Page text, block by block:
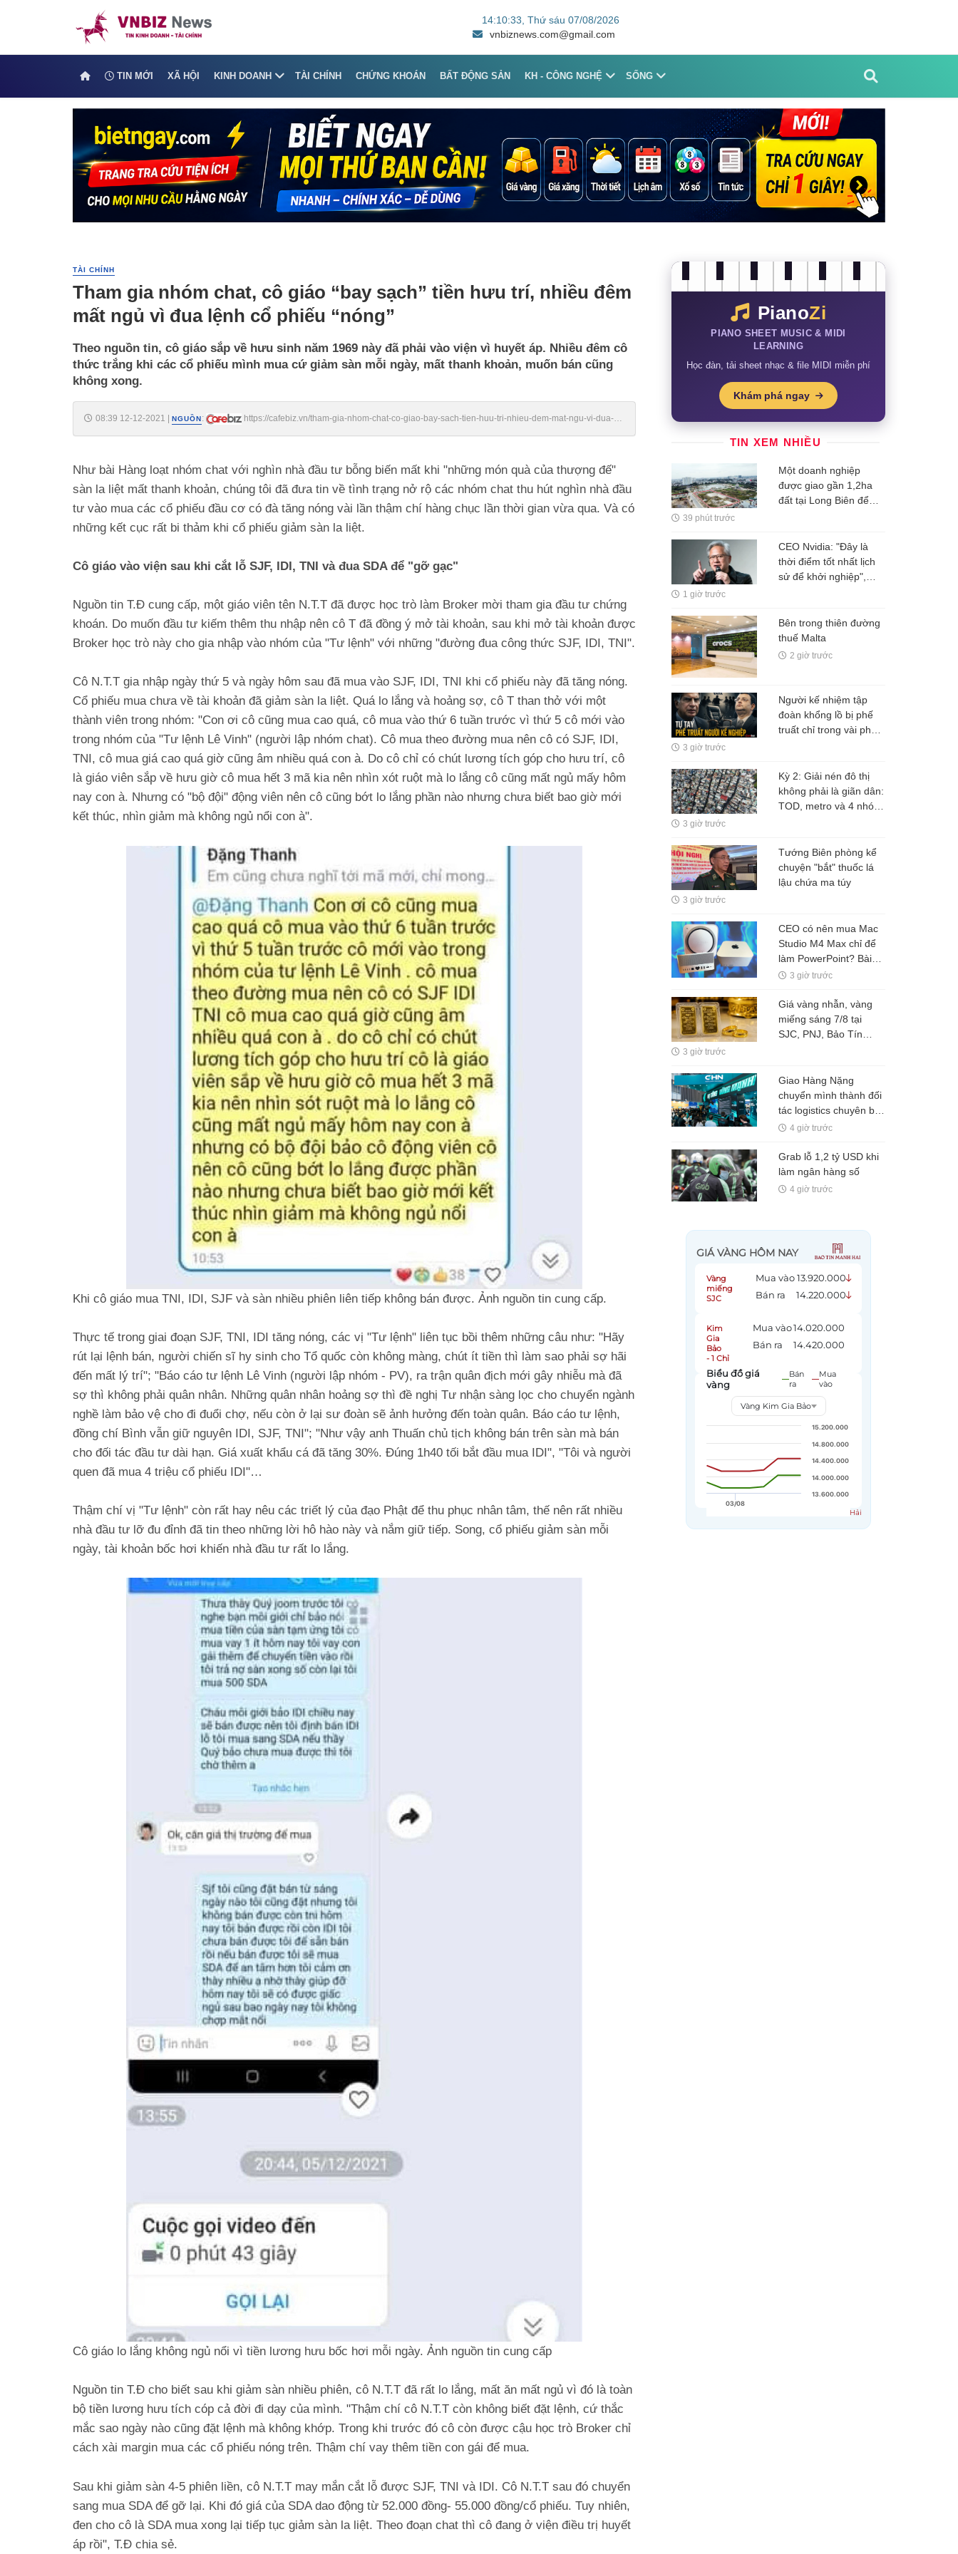
14:10:33 , Thứ sáu 07/08/2026
vnbiznews.com@gmail.com
TIN MỚI XÃ HỘI KINH DOANH TÀI CHÍNH CHỨNG KHOÁN BẤT ĐỘNG SẢN KH - CÔNG NGHỆ SỐNG
TÀI CHÍNH
Tham gia nhóm chat, cô giáo “bay sạch” tiền hưu trí, nhiều đêm
mất ngủ vì đua lệnh cổ phiếu “nóng”
Theo nguồn tin, cô giáo sắp về hưu sinh năm 1969 này đã phải vào viện vì huyết áp. Nhiều đêm cô
thức trắng khi các cổ phiếu mình mua cứ giảm sàn mỗi ngày, mất thanh khoản, muốn bán cũng
không xong.
08:39 12-12-2021 | NGUỒN:
https://cafebiz.vn/tham-gia-nhom-chat-co-giao-bay-sach-tien-huu-tri-nhieu-dem-mat-ngu-vi-dua-
Như bài Hàng loạt nhóm chat với nghìn nhà đầu tư bỗng biến mất khi "những món quà của thượng đế"
sàn la liệt mất thanh khoản, chúng tôi đã đưa tin về tình trạng nở rộ các nhóm chat thu hút nghìn nhà đầu
tư vào mua các cổ phiếu đầu cơ có đà tăng nóng vài lần thậm chí hàng chục lần thời gian vừa qua. Và có
những kết cục rất bi thảm khi cổ phiếu giảm sàn la liệt.
Cô giáo vào viện sau khi cắt lỗ SJF, IDI, TNI và đua SDA để "gỡ gạc"
Nguồn tin T.Đ cung cấp, một giáo viên tên N.T.T đã được học trò làm Broker mời tham gia đầu tư chứng
khoán. Do muốn đầu tư kiếm thêm thu nhập nên cô T đã đồng ý mở tài khoản, sau khi mở tài khoản được
Broker học trò này cho gia nhập vào nhóm của "Tư lệnh" với những "đường đua công thức SJF, IDI, TNI".
Cô N.T.T gia nhập ngày thứ 5 và ngày hôm sau đã mua vào SJF, IDI, TNI khi cổ phiếu này đã tăng nóng.
Cổ phiếu mua chưa về tài khoản đã giảm sàn la liệt. Quá lo lắng và hoảng sợ, cô T than thở với một
thành viên trong nhóm: "Con ơi cô cũng mua cao quá, cô mua vào thứ 6 tuần trước vì thứ 5 cô mới vào
trong nhóm của "Tư lệnh Lê Vinh" (người lập nhóm chat). Cô mua theo đường mua nên cô có SJF, IDI,
TNI, cô mua giá cao quá giờ cũng âm nhiều quá con à. Do cô chỉ có chút lương tích góp cho hưu trí, cô
là giáo viên sắp về hưu giờ cô mua hết 3 mã kia nên nhìn xót ruột mà lo lắng cô cũng mất ngủ mấy hôm
nay con à. Nhưng có "bộ đội" động viên nên cô cũng bớt lo lắng phần nào nhưng chưa biết bao giờ mới
kết thúc, nhìn giảm mà không ngủ nổi con à".
Khi cô giáo mua TNI, IDI, SJF và sàn nhiều phiên liên tiếp không bán được. Ảnh nguồn tin cung cấp.
Thực tế trong giai đoạn SJF, TNI, IDI tăng nóng, các vị "Tư lệnh" liên tục bồi thêm những câu như: "Hãy
rút lại lệnh bán, người chiến sĩ hy sinh cho Tổ quốc còn không màng, chút ít tiền thì làm sao phải sợ hãi
đến mất lý trí"; "Báo cáo tư lệnh Lê Vinh (người lập nhóm - PV), ra trận quân địch mới gây nhiễu mà đã
sợ thì không phải quân nhân. Những quân nhân hoảng sợ thì đề nghị Tư nhận sàng lọc cho chuyển ngành
nghề làm bảo vệ cho đi đuổi chợ, nếu còn ở lại sư đoàn sẽ ảnh hưởng đến toàn quân. Báo cáo tư lệnh,
đồng chí Bình vẫn giữ nguyên IDI, SJF, TNI"; "Như vậy anh Thuấn chủ tịch không bán trên sàn mà bán
cho đối tác đầu tư dài hạn. Giá xuất khẩu cá đã tăng 30%. Đúng 1h40 tối bắt đầu mua IDI", "Tôi và người
quen đã mua 4 triệu cổ phiếu IDI"…
Thậm chí vị "Tư lệnh" còn rất hay nêu các triết lý của đạo Phật để thu phục nhân tâm, thế nên rất nhiều
nhà đầu tư lỡ đu đỉnh đã tin theo những lời hô hào này và nắm giữ tiếp. Song, cổ phiếu giảm sàn mỗi
ngày, tài khoản bốc hơi khiến nhà đầu tư rất lo lắng.
Cô giáo lo lắng không ngủ nổi vì tiền lương hưu bốc hơi mỗi ngày. Ảnh nguồn tin cung cấp
Nguồn tin T.Đ cho biết sau khi giảm sàn nhiều phiên, cô N.T.T đã rất lo lắng, mất ăn mất ngủ vì đó là toàn
bộ tiền lương hưu tích cóp cả đời đi dạy của mình. "Thậm chí cô N.T.T còn không biết đặt lệnh, cứ thắc
mắc sao ngày nào cũng đặt lệnh mà không khớp. Trong khi trước đó cô còn được cậu học trò Broker chỉ
cách xài margin mua các cổ phiếu nóng trên. Thậm chí vay thêm tiền con gái để mua.
Sau khi giảm sàn 4-5 phiên liền, cô N.T.T may mắn cắt lỗ được SJF, TNI và IDI. Cô N.T.T sau đó chuyển
sang mua SDA để gỡ lại. Khi đó giá của SDA dao động từ 52.000 đồng- 55.000 đồng/cổ phiếu. Tuy nhiên,
đen cho cô là SDA mua xong lại tiếp tục giảm sàn la liệt. Theo đoạn chat thì cô đang ở viện điều trị huyết
áp rồi", T.Đ chia sẻ.
PianoZi
PIANO SHEET MUSIC & MIDI
LEARNING
Học đàn, tải sheet nhạc & file MIDI miễn phí
Khám phá ngay
TIN XEM NHIỀU
Một doanh nghiệp
được giao gần 1,2ha
đất tại Long Biên để
39 phút trước
CEO Nvidia: "Đây là
thời điểm tốt nhất lịch
sử để khởi nghiệp",
cũng hiểu nhưng ít khi
vượt qua được
1 giờ trước
Bên trong thiên đường
thuế Malta
2 giờ trước
Người kế nhiệm tập
đoàn khổng lồ bị phế
truất chỉ trong vài phút,
đã chọn mình
3 giờ trước
Kỳ 2: Giải nén đô thị
không phải là giãn dân:
TOD, metro và 4 nhóm
3 giờ trước
Tướng Biên phòng kể
chuyện "bắt" thuốc lá
lậu chứa ma túy
3 giờ trước
CEO có nên mua Mac
Studio M4 Max chỉ để
làm PowerPoint? Bài
toán không nằm ở cấu
từng phút làm việc
3 giờ trước
Giá vàng nhẫn, vàng
miếng sáng 7/8 tại
SJC, PNJ, Bảo Tín
3 giờ trước
Giao Hàng Nặng
chuyển mình thành đối
tác logistics chuyên biệt
cho kênh bán lẻ
4 giờ trước
Grab lỗ 1,2 tỷ USD khi
làm ngân hàng số
4 giờ trước